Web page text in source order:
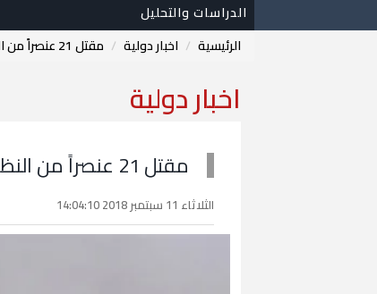
الدراسات والتحليل
الرئيسية
اخبار دولية مقتل 21 عنصراً من النظام بكمين لداعش في السويداء
اخبار دولية
مقتل 21 عنصراً من النظام بكمين لداعش في السويداء
الثلاثاء 11 سبتمبر 2018 14:04:10